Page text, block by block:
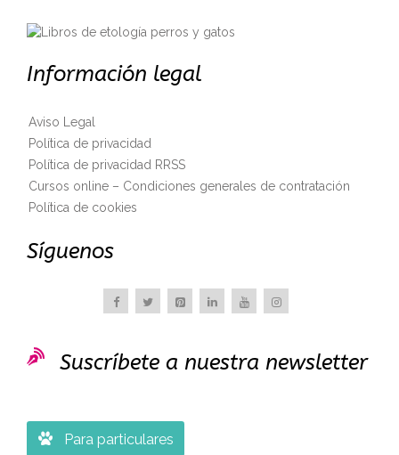
Información legal
Aviso Legal
Política de privacidad
Política de privacidad RRSS
Cursos online – Condiciones generales de contratación
Política de cookies
Síguenos
 Suscríbete a nuestra newsletter
 Para particulares